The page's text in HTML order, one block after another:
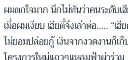
ผมตกใจมาก นึกไม่ทันว่าคนระดับเ
เมื่อผมเงียบ เฮียตี๋จึงเล่าต่อ….. “เ
ไม่ยอมปล่อยกู้ เงินจากงวดงานก็เ